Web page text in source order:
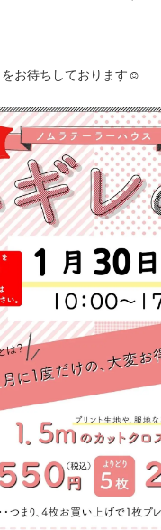
お待ちしております☺